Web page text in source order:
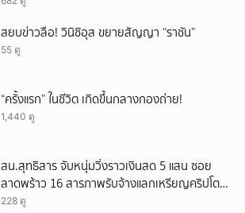
สยบข่าวลือ! วินิซิอุส ขยายสัญญา “ราชัน”
55 ดู
“ครั้งแรก” ในชีวิต เกิดขึ้นกลางกองถ่าย!
1,440 ดู
สน.สุทธิสาร จับหนุ่มวิ่งราวเงินสด 5 แสน ซอย
ลาดพร้าว 16 สารภาพรับจ้างแลกเหรียญคริปโต
ผ่านแอปฯ
228 ดู